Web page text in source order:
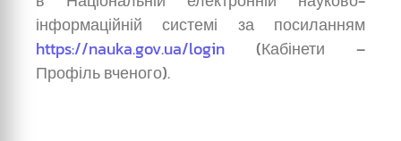
інформаційній системі за посиланням
https://nauka.gov.ua/login (Кабінети –
Профіль вченого).